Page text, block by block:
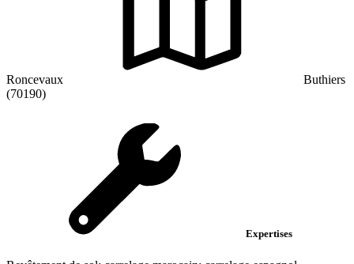
Roncevaux
Buthiers
(70190)
Expertises